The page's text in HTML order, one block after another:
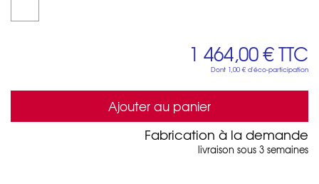
1 464,00 €TTC
Dont 1,00 € d'éco-participation
Ajouter au panier
Fabrication à la demande
livraison sous 3 semaines